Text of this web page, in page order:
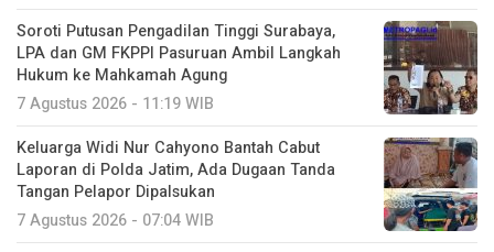
Soroti Putusan Pengadilan Tinggi Surabaya,
LPA dan GM FKPPI Pasuruan Ambil Langkah
Hukum ke Mahkamah Agung
7 Agustus 2026 - 11:19 WIB
Keluarga Widi Nur Cahyono Bantah Cabut
Laporan di Polda Jatim, Ada Dugaan Tanda
Tangan Pelapor Dipalsukan
7 Agustus 2026 - 07:04 WIB